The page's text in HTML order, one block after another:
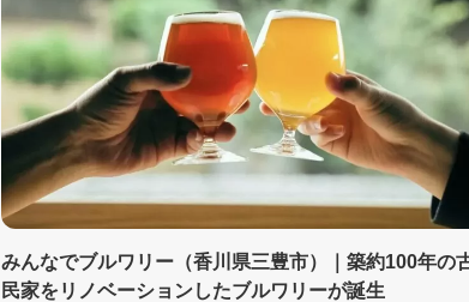
みんなでブルワリー（香川県三豊市）｜築約100年の
民家をリノベーションしたブルワリーが誕生